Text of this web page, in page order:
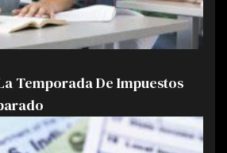
Temporada De Impuestos